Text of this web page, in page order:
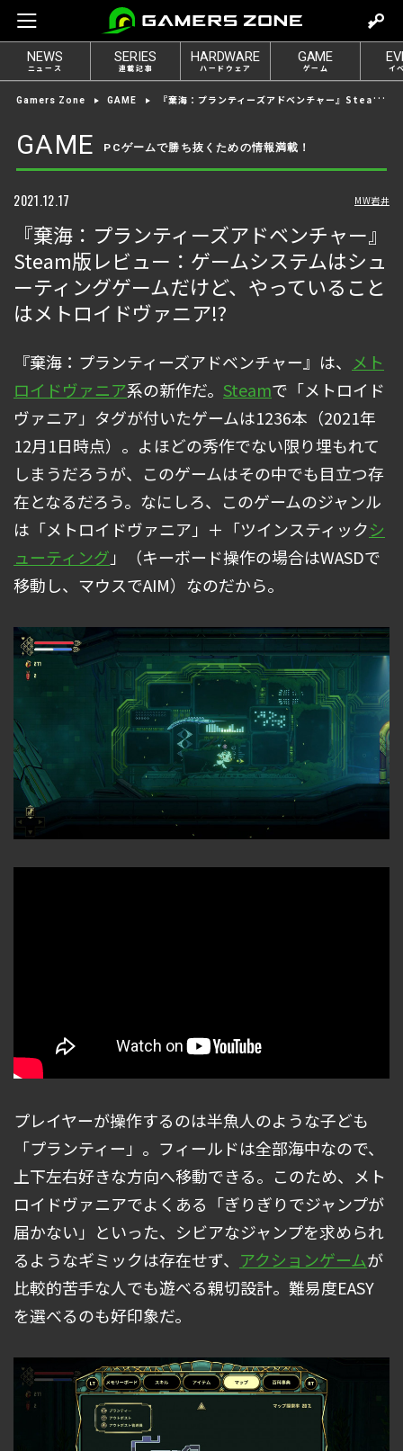
e
t
o
g
NEWS
ニュース
SERIES
連載記事
HARDWARE
ハードウェア
GAME
ゲーム イ
Gamers Zone GAME 『棄海：プランティーズアドベンチャー』Steam版レビュー：ゲームシステムはシューティングゲームだけど、やっていることはメトロイドヴァニア!?
GAME PCゲームで勝ち抜くための情報満載！
2021.12.17 MW岩井
『棄海：プランティーズアドベンチャー』
Steam版レビュー：ゲームシステムはシュ
ーティングゲームだけど、やっていること
はメトロイドヴァニア!?
『棄海：プランティーズアドベンチャー』は、 メト
ロイドヴァニア系の新作だ。 Steamで「メトロイド
ヴァニア」タグが付いたゲームは1236本（2021年
12月1日時点）。よほどの秀作でない限り埋もれて
しまうだろうが、このゲームはその中でも目立つ存
在となるだろう。なにしろ、このゲームのジャンル
は「メトロイドヴァニア」＋「ツインスティックシ
ューティング」（キーボード操作の場合はWASDで
移動し、マウスでAIM）なのだから。
プレイヤーが操作するのは半魚人のような子ども
「プランティー」。フィールドは全部海中なので、
上下左右好きな方向へ移動できる。このため、メト
ロイドヴァニアでよくある「ぎりぎりでジャンプが
届かない」といった、シビアなジャンプを求められ
るようなギミックは存在せず、 アクションゲームが
比較的苦手な人でも遊べる親切設計。難易度EASY
を選べるのも好印象だ。